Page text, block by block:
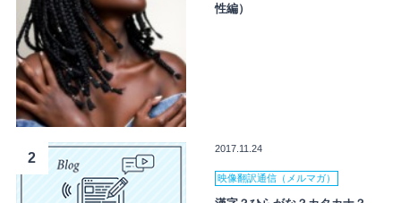
性編）
2
2017.11.24
映像翻訳通信（メルマガ）